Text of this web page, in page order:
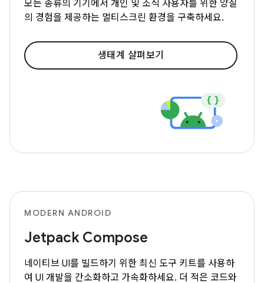
모든 종류의 기기에서 개인 및 조직 사용자를 위한 양질
의 경험을 제공하는 멀티스크린 환경을 구축하세요.
생태계 살펴보기
MODERN ANDROID
Jetpack Compose
네이티브 UI를 빌드하기 위한 최신 도구 키트를 사용하
여 UI 개발을 간소화하고 가속화하세요. 더 적은 코드와